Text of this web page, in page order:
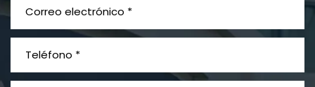
¿Qué es el mesotelioma?